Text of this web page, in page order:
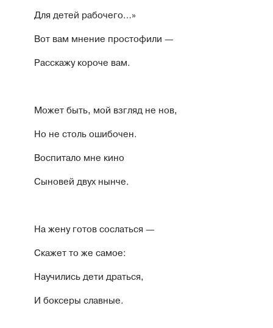
Для детей рабочего…»
Вот вам мнение простофили —
Расскажу короче вам.
Может быть, мой взгляд не нов,
Но не столь ошибочен.
Воспитало мне кино
Сыновей двух нынче.
На жену готов сослаться —
Скажет то же самое:
Научились дети драться,
И боксеры славные.